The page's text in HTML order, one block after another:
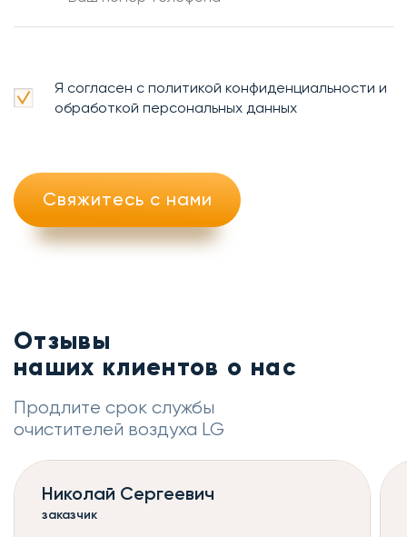
Я согласен с политикой конфиденциальности и
обработкой персональных данных
Свяжитесь с нами
Отзывы
наших клиентов о нас
Продлите срок службы
очистителей воздуха LG
Николай Сергеевич
заказчик